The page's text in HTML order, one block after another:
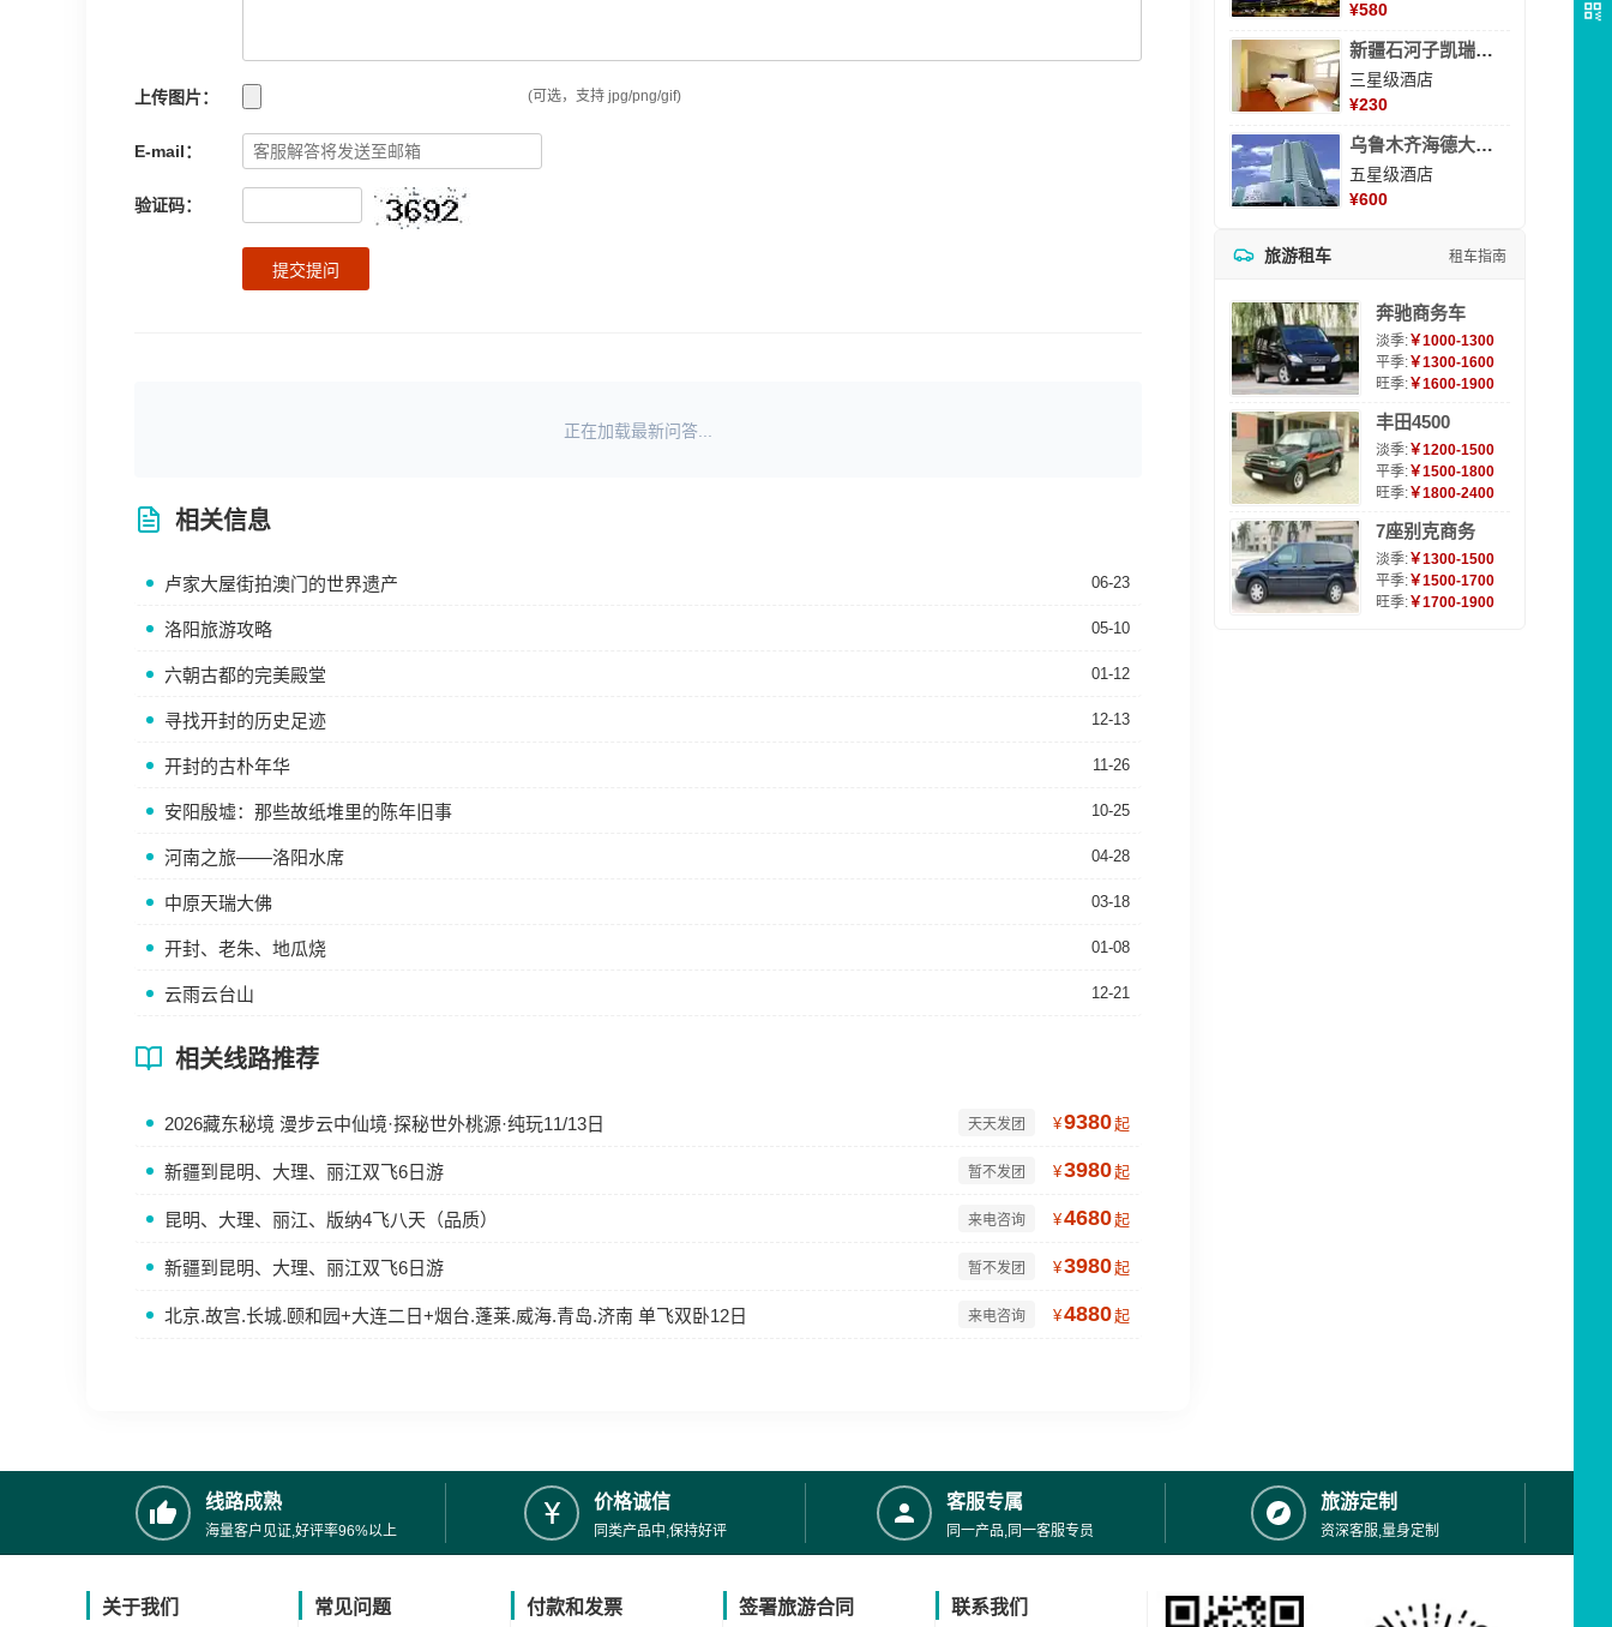
上传图片： (可选，支持 jpg/png/gif)
E-mail：
验证码：
提交提问
正在加载最新问答...
相关信息
卢家大屋街拍澳门的世界遗产 06-23
洛阳旅游攻略 05-10
六朝古都的完美殿堂 01-12
寻找开封的历史足迹 12-13
开封的古朴年华 11-26
安阳殷墟：那些故纸堆里的陈年旧事 10-25
河南之旅——洛阳水席 04-28
中原天瑞大佛 03-18
开封、老朱、地瓜烧 01-08
云雨云台山 12-21
相关线路推荐
2026藏东秘境 漫步云中仙境·探秘世外桃源·纯玩11/13日 天天发团 ¥9380起
新疆到昆明、大理、丽江双飞6日游 暂不发团 ¥3980起
昆明、大理、丽江、版纳4飞八天（品质） 来电咨询 ¥4680起
新疆到昆明、大理、丽江双飞6日游 暂不发团 ¥3980起
北京.故宫.长城.颐和园+大连二日+烟台.蓬莱.威海.青岛.济南 单飞双卧12日 来电咨询 ¥4880起
¥580
新疆石河子凯瑞酒店
三星级酒店
¥230
乌鲁木齐海德大酒店
五星级酒店
¥600
旅游租车 租车指南
奔驰商务车
淡季:￥1000-1300
平季:￥1300-1600
旺季:￥1600-1900
丰田4500
淡季:￥1200-1500
平季:￥1500-1800
旺季:￥1800-2400
7座别克商务
淡季:￥1300-1500
平季:￥1500-1700
旺季:￥1700-1900
线路成熟
海量客户见证,好评率96%以上
价格诚信
同类产品中,保持好评
客服专属
同一产品,同一客服专员
旅游定制
资深客服,量身定制
关于我们 常见问题 付款和发票 签署旅游合同 联系我们